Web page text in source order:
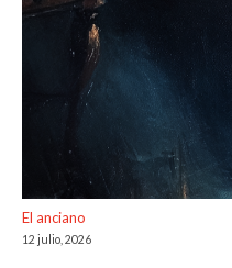
El anciano
12 julio, 2026